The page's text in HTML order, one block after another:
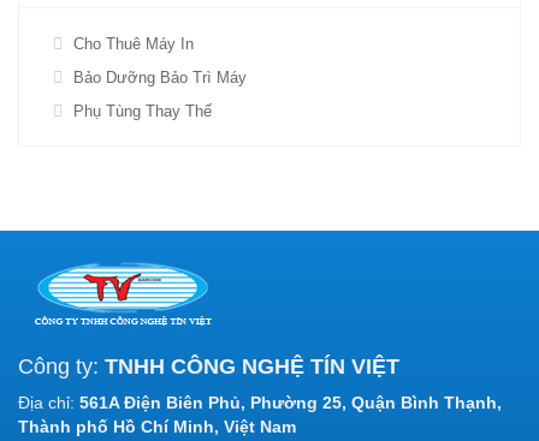
Cho Thuê Máy In
Bảo Dưỡng Bảo Trì Máy
Phụ Tùng Thay Thế
Công ty: TNHH CÔNG NGHỆ TÍN VIỆT
Địa chỉ: 561A Điện Biên Phủ, Phường 25, Quận Bình Thạnh,
Thành phố Hồ Chí Minh, Việt Nam